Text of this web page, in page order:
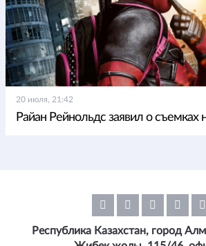
20 июля, 21:42
Райан Рейнольдс заявил о съемках
Республика Казахстан, город